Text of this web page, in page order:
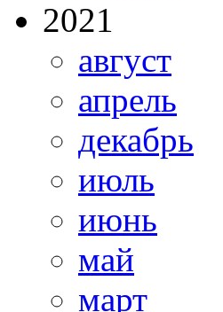
2021
август
апрель
декабрь
июль
июнь
май
март